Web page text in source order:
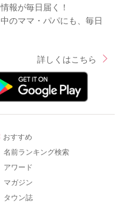
報が毎日届く！
のママ・パパにも、毎日
詳しくはこちら
おすすめ
名前ランキング検索
アワード
マガジン
タウン誌